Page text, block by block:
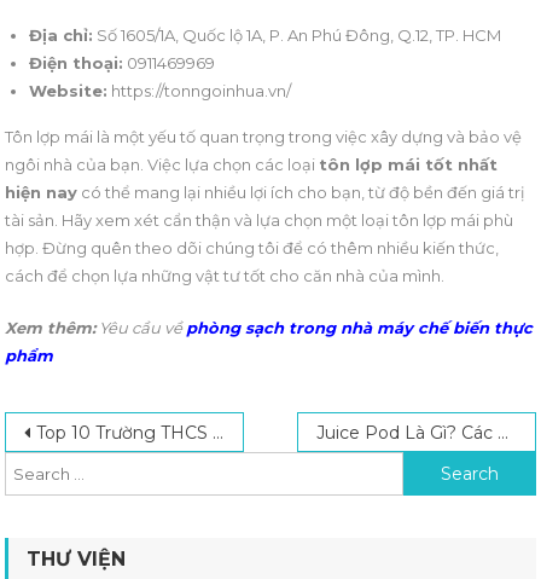
Địa chỉ: Số 1605/1A, Quốc lộ 1A, P. An Phú Đông, Q.12, TP. HCM
Điện thoại: 0911469969
Website: https://tonngoinhua.vn/
Tôn lợp mái là một yếu tố quan trọng trong việc xây dựng và bảo vệ
ngôi nhà của bạn. Việc lựa chọn các loại tôn lợp mái tốt nhất
hiện nay có thể mang lại nhiều lợi ích cho bạn, từ độ bền đến giá trị
tài sản. Hãy xem xét cẩn thận và lựa chọn một loại tôn lợp mái phù
hợp. Đừng quên theo dõi chúng tôi để có thêm nhiều kiến thức,
cách để chọn lựa những vật tư tốt cho căn nhà của mình.
Xem thêm:Yêu cầu vềphòng sạch trong nhà máy chế biến thực
phẩm
Post navigation
Top 10 Trường THCS Quốc Tế Tại TPHCM Tốt Nhất Hiện Nay Juice Pod Là Gì? Các Nhóm Hương Vị Juice Pod Được Yêu Thích Nhất
Search for:
THƯ VIỆN